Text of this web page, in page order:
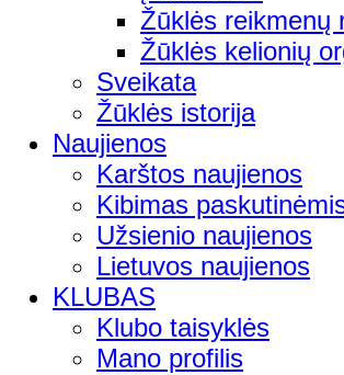
Žūklės reikmenų
Žūklės kelionių
Sveikata
Žūklės istorija
Naujienos
Karštos naujienos
Kibimas
Užsienio naujienos
Lietuvos naujienos
KLUBAS
Klubo taisyklės
Mano profilis